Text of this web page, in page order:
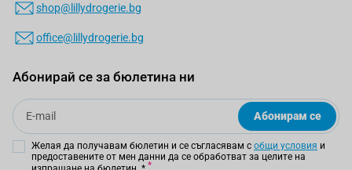
shop@lillydrogerie.bg
office@lillydrogerie.bg
Абонирай се за бюлетина ни
Email
Абонирам се
Желая да получавам бюлетин и се съгласявам с общи условия и
предоставените от мен данни да се обработват за целите на